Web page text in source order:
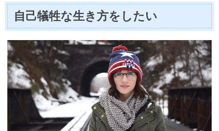
自己犠牲な生き方をしたい